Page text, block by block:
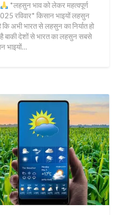
*लहसुन भाव को लेकर महत्वपूर्ण
रविवार* किसान भाइयों लहसुन
कि अभी भारत से लहसुन का निर्यात हो
बाकी देशों से भारत का लहसुन सबसे
भाइयों…